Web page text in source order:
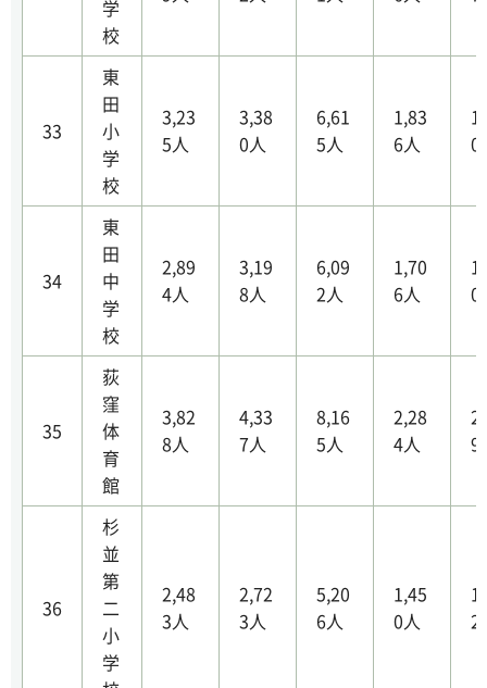
学
校
33
東
田
小
学
校
3,23
5人
3,38
0人
6,61
5人
1,83
6人
0
34
東
田
中
学
校
2,89
4人
3,19
8人
6,09
2人
1,70
6人
0
35
荻
窪
体
育
館
3,82
8人
4,33
7人
8,16
5人
2,28
4人
9
36
杉
並
第
二
小
学
2,48
3人
2,72
3人
5,20
6人
1,45
0人
2